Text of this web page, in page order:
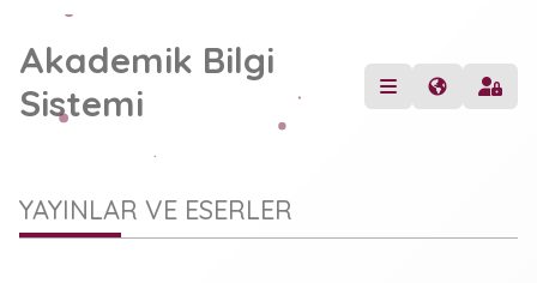
Akademik Bilgi
Sistemi
YAYINLAR VE ESERLER